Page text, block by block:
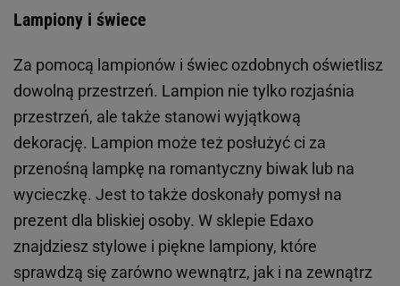
Lampiony i świece
Za pomocą lampionów i świec ozdobnych oświetlisz
dowolną przestrzeń. Lampion nie tylko rozjaśnia
przestrzeń, ale także stanowi wyjątkową
dekorację. Lampion może też posłużyć ci za
przenośną lampkę na romantyczny biwak lub na
wycieczkę. Jest to także doskonały pomysł na
prezent dla bliskiej osoby. W sklepie Edaxo
znajdziesz stylowe i piękne lampiony, które
sprawdzą się zarówno wewnątrz, jak i na zewnątrz